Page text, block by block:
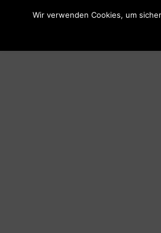
Wir verwenden Cookies, um